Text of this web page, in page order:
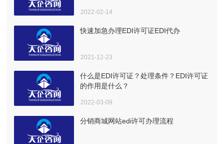
2022-02-14
快速加急办理EDI许可证EDI代办
2021-12-23
什么是EDI许可证？处理条件？EDI许可证
的作用是什么？
2022-03-09
分销商城网站edi许可办理流程